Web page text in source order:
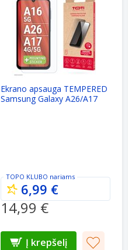
Ekrano apsauga TEMPERED
Samsung Galaxy A26/A17
TOPO KLUBO nariams
6,99 €
14,99 €
Į krepšelį